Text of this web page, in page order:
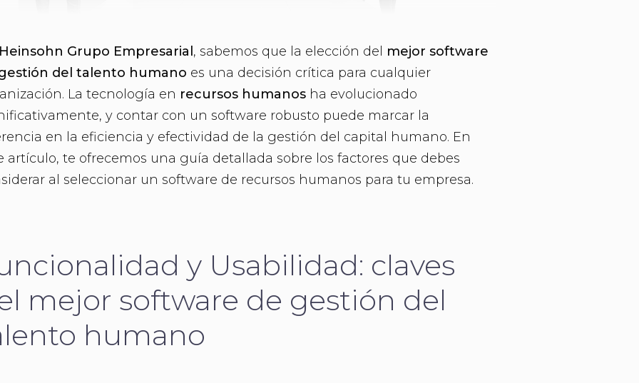
Heinsohn Grupo Empresarial , sabemos que la elección del mejor software
del talento humano es una decisión crítica para cualquier
La tecnología en recursos humanos ha evolucionado
y contar con un software robusto puede marcar la
en la eficiencia y efectividad de la gestión del capital humano. En
artículo, te ofrecemos una guía detallada sobre los factores que debes
al seleccionar un software de recursos humanos para tu empresa.
y Usabilidad: claves
mejor software de gestión del
humano